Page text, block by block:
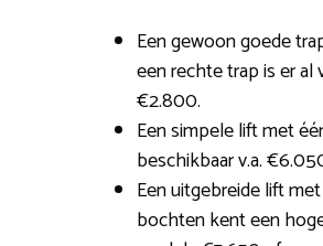
Een gewoon goede
een rechte trap is er al
€2.800.
Een simpele lift met
beschikbaar v.a.
Een uitgebreide lift
bochten kent een